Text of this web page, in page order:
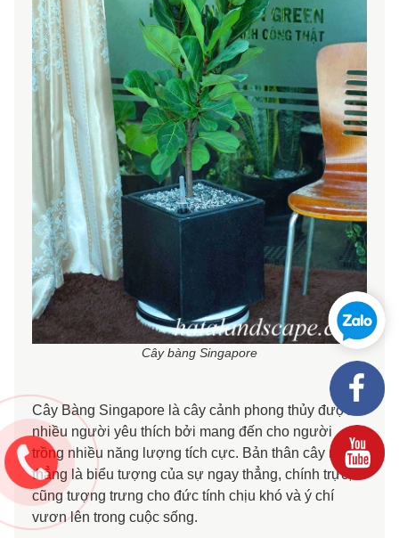
Cây bàng Singapore
Cây Bàng Singapore là cây cảnh phong thủy được
nhiều người yêu thích bởi mang đến cho người
trồng nhiều năng lượng tích cực. Bản thân cây mọc
thẳng là biểu tượng của sự ngay thẳng, chính trực,
cũng tượng trưng cho đức tính chịu khó và ý chí
vươn lên trong cuộc sống.